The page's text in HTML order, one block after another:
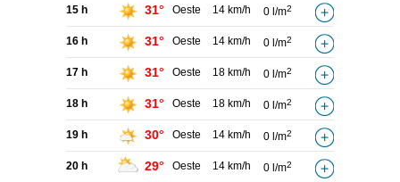
15 h 31° Oeste 14 km/h 0 l/m2
16 h 31° Oeste 14 km/h 0 l/m2
17 h 31° Oeste 18 km/h 0 l/m2
18 h 31° Oeste 18 km/h 0 l/m2
19 h 30° Oeste 14 km/h 0 l/m2
20 h 29° Oeste 14 km/h 0 l/m2